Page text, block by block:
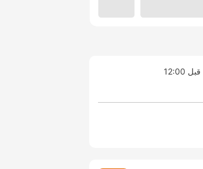
قبل 12:00